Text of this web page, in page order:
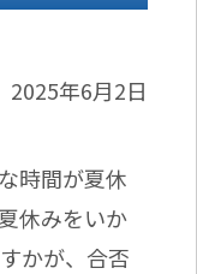
2025年6月2日
時間が夏休
休みをいか
かが、合否